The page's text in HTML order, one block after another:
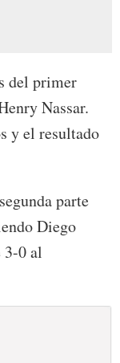
del primer
Nassar.
y el resultado
parte
Diego
3-0 al